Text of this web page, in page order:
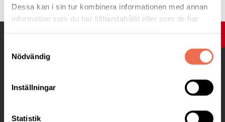
Dessa kan i sin tur kombinera informationen med annan
information som du har tillhandahållit eller som de har
Nödvändig
Inställningar
Statistik
UPP